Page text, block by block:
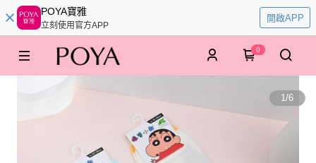
POYA寶雅
立刻使用官方APP
開啟APP
0
1/6